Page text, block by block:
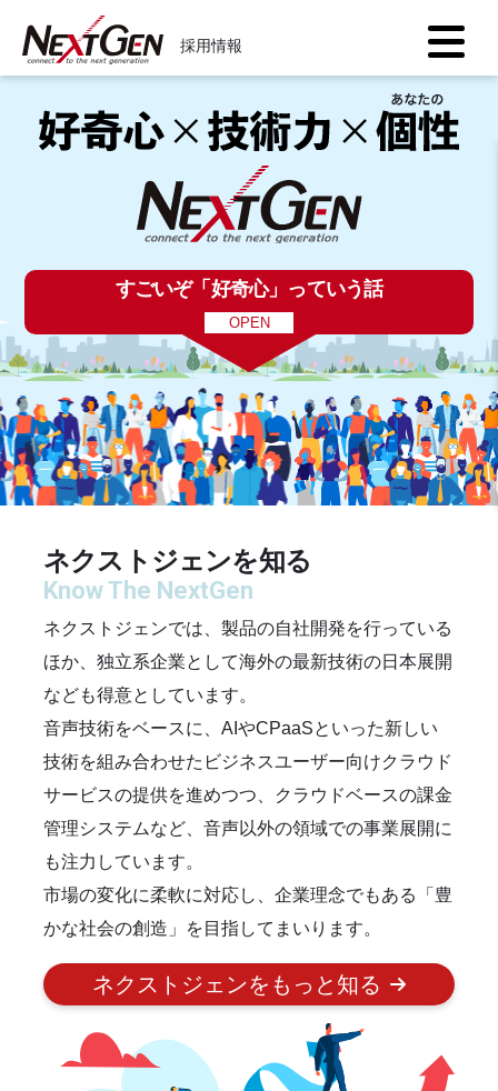
採用情報
すごいぞ「好奇心」っていう話
ネクストジェンを知る
ネクストジェンでは、製品の自社開発を行っている
ほか、独立系企業として海外の最新技術の日本展開
なども得意としています。
音声技術をベースに、AIやCPaaSといった新しい
技術を組み合わせたビジネスユーザー向けクラウド
サービスの提供を進めつつ、クラウドベースの課金
管理システムなど、音声以外の領域での事業展開に
も注力しています。
市場の変化に柔軟に対応し、企業理念でもある「豊
かな社会の創造」を目指してまいります。
ネクストジェンをもっと知る